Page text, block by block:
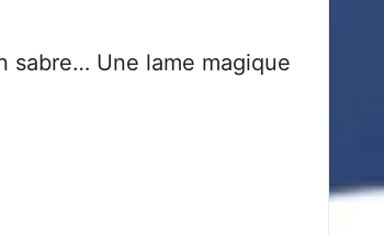
sabre… Une lame magique